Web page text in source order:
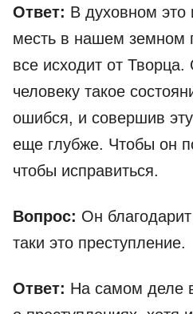
Ответ: В духовном это
месть в нашем земном
все исходит от
человеку такое
ошибся, и совершив
еще глубже. Чтобы он
чтобы исправиться.
Вопрос: Он
таки это преступление.
Ответ: На самом деле